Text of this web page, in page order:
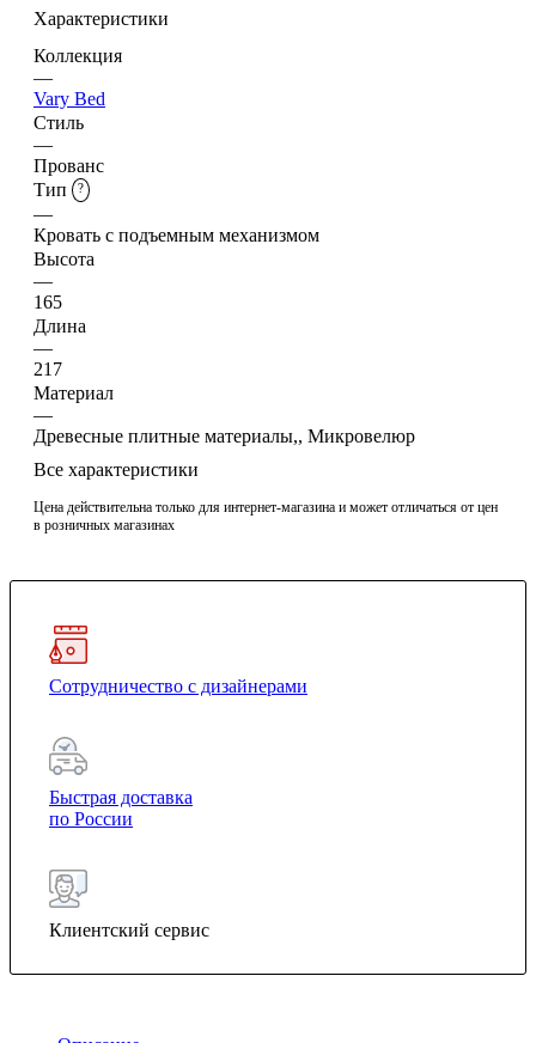
Характеристики
Коллекция
—
Vary Bed
Стиль
—
Прованс
Тип
?
—
Кровать с подъемным механизмом
Высота
—
165
Длина
—
217
Материал
—
Древесные плитные материалы,, Микровелюр
Все характеристики
Цена действительна только для интернет-магазина и может отличаться от цен
в розничных магазинах
Сотрудничество с дизайнерами
Быстрая доставка
по России
Клиентский сервис